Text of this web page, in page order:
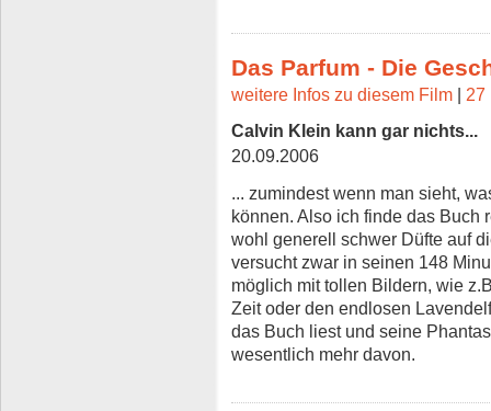
Das Parfum - Die
weitere Infos zu diesem Film | 27
Calvin Klein kann gar nichts...
20.09.2006
... zumindest wenn man sieht,
können. Also ich finde das Buch
wohl generell schwer Düfte auf
versucht zwar in seinen 148
möglich mit tollen Bildern, wie
Zeit oder den endlosen
das Buch liest und seine
wesentlich mehr davon.